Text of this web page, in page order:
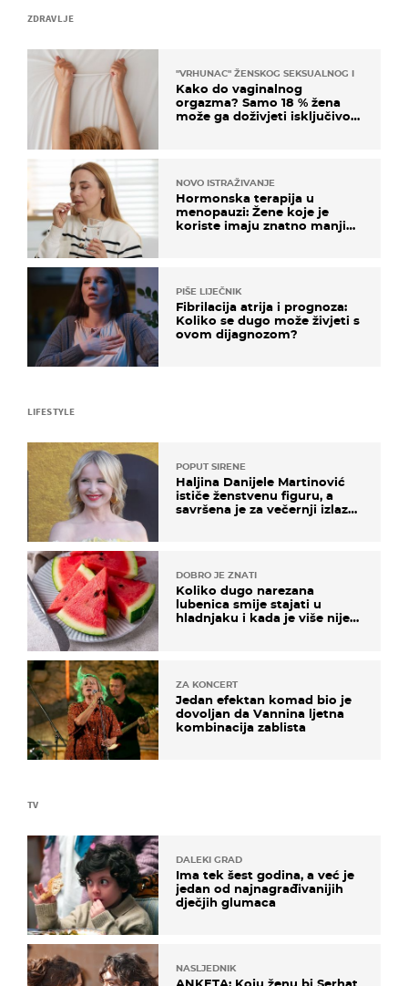
ZDRAVLJE
"VRHUNAC" ŽENSKOG SEKSUALNOG ISKUSTVA
Kako do vaginalnog
orgazma? Samo 18 % žena
može ga doživjeti isključivo
NOVO ISTRAŽIVANJE
Hormonska terapija u
menopauzi: Žene koje je
koriste imaju znatno manji
PIŠE LIJEČNIK
Fibrilacija atrija i prognoza:
Koliko se dugo može živjeti s
ovom dijagnozom?
TV
DALEKI GRAD
Ima tek šest godina, a već je
jedan od najnagrađivanijih
dječjih glumaca
NASLJEDNIK
LIFESTYLE
POPUT SIRENE
Haljina Danijele Martinović
ističe ženstvenu figuru, a
savršena je za večernji izlazak
DOBRO JE ZNATI
Koliko dugo narezana
lubenica smije stajati u
hladnjaku i kada je više nije
ZA KONCERT
Jedan efektan komad bio je
dovoljan da Vannina ljetna
kombinacija zablista